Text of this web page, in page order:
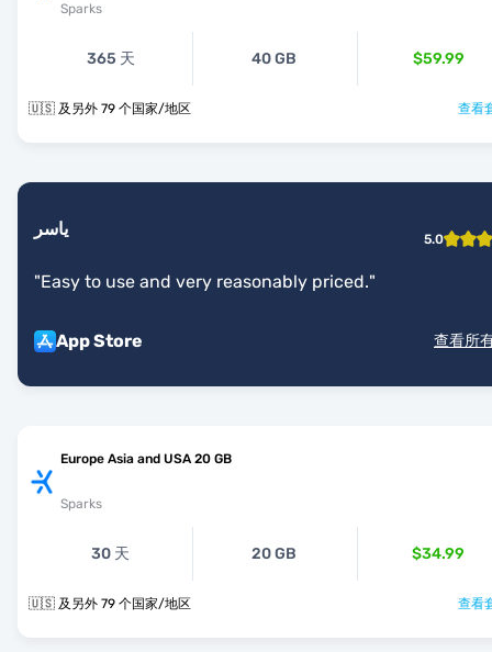
Sparks
365 天 40 GB $59.99
🇺🇸 及另外 79 个国家/地区 查看
ياسر 5.0
"Easy to use and very reasonably priced."
App Store 查看所
Europe Asia and USA 20 GB
Sparks
30 天 20 GB $34.99
🇺🇸 及另外 79 个国家/地区 查看